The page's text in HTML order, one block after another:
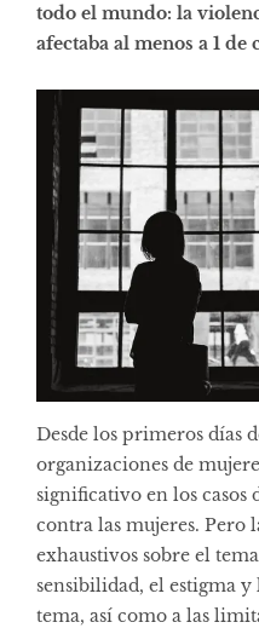
todo el mundo: la
afectaba al menos a 1
Desde los primeros días
organizaciones de
significativo en los casos
contra las mujeres. Pero
exhaustivos sobre el
sensibilidad, el estigma
tema, así como a las